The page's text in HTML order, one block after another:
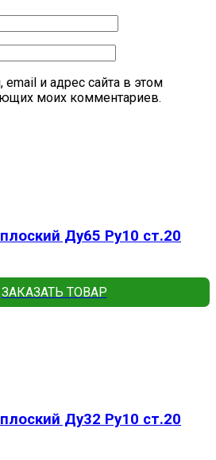
и адрес сайта в этом
моих комментариев.
Ду65 Ру10 ст.20
ЗАКАЗАТЬ ТОВАР
Ду32 Ру10 ст.20